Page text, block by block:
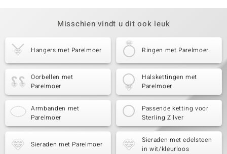
Misschien vindt u dit ook leuk
Hangers met Parelmoer Ringen met Parelmoer
Oorbellen met
Parelmoer
Halskettingen met
Parelmoer
Armbanden met
Parelmoer
Passende ketting voor
Sterling Zilver
Sieraden met Parelmoer
Sieraden met edelsteen
in wit/kleurloos